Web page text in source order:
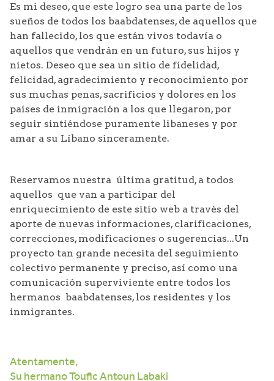
Es mi deseo, que este logro sea una parte de los
sueños de todos los baabdatenses, de aquellos que
han fallecido, los que están vivos todavía o
aquellos que vendrán en un futuro, sus hijos y
nietos. Deseo que sea un sitio de fidelidad,
felicidad, agradecimiento y reconocimiento por
sus muchas penas, sacrificios y dolores en los
países de inmigración a los que llegaron, por
seguir sintiéndose puramente libaneses y por
amar a su Líbano sinceramente.
Reservamos nuestra última gratitud, a todos
aquellos que van a participar del
enriquecimiento de este sitio web a través del
aporte de nuevas informaciones, clarificaciones,
correcciones, modificaciones o sugerencias...Un
proyecto tan grande necesita del seguimiento
colectivo permanente y preciso, así como una
comunicación superviviente entre todos los
hermanos baabdatenses, los residentes y los
inmigrantes.
Atentamente,
Su hermano Toufic Antoun Labaki